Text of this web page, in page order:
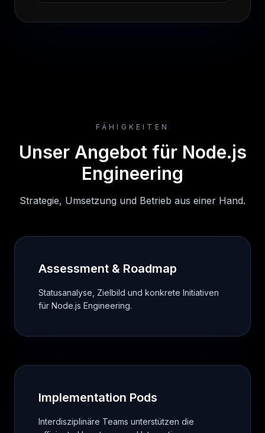
FÄHIGKEITEN
Unser Angebot für Node.js
Engineering
Strategie, Umsetzung und Betrieb aus einer Hand.
Assessment & Roadmap
Statusanalyse, Zielbild und konkrete Initiativen
für Node.js Engineering.
Implementation Pods
Interdisziplinäre Teams unterstützen die